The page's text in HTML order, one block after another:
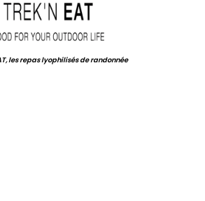
les repas lyophilisés de randonnée